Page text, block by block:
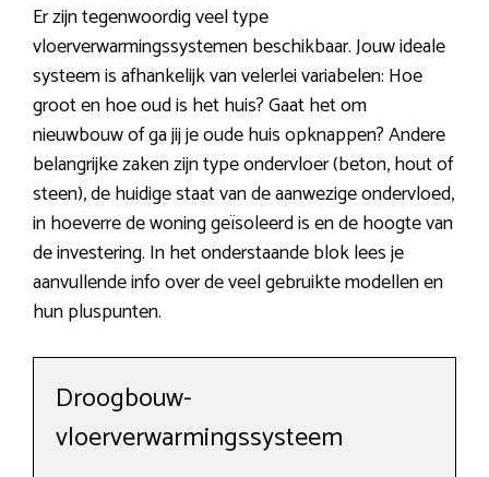
Er zijn tegenwoordig veel type
vloerverwarmingssystemen beschikbaar. Jouw ideale
systeem is afhankelijk van velerlei variabelen: Hoe
groot en hoe oud is het huis? Gaat het om
nieuwbouw of ga jij je oude huis opknappen? Andere
belangrijke zaken zijn type ondervloer (beton, hout of
steen), de huidige staat van de aanwezige ondervloed,
in hoeverre de woning geïsoleerd is en de hoogte van
de investering. In het onderstaande blok lees je
aanvullende info over de veel gebruikte modellen en
hun pluspunten.
Droogbouw-
vloerverwarmingssysteem